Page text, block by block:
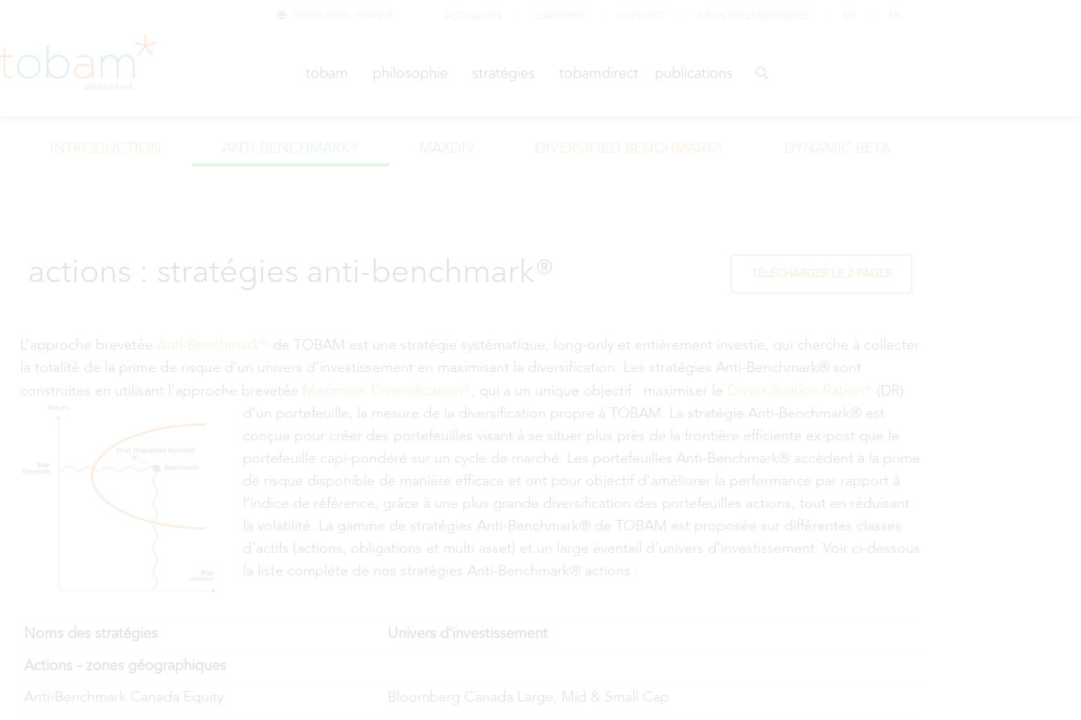
FRANCE
tobam philosophie stratégies tobamdirect publications
INTRODUCTION ANTI-BENCHMARK® MAXDIV DIVERSIFIED BENCHMARK® DYNAMIC BETA
actions : stratégies anti-benchmark® TÉLÉCHARGER LE 2-PAGER
L’approche brevetée Anti-Benchmark® de TOBAM est une stratégie systématique, long-only et entièrement investie, qui cherche à collecter
la totalité de la prime de risque d’un univers d’investissement en maximisant la diversification. Les stratégies Anti-Benchmark® sont
construites en utilisant l’approche brevetée Maximum Diversification® , qui a un unique objectif : maximiser le Diversification Ration® (DR)
d’un portefeuille, la mesure de la diversification propre à TOBAM. La stratégie Anti-Benchmark® est
conçue pour créer des portefeuilles visant à se situer plus près de la frontière efficiente ex-post que le
portefeuille capi-pondéré sur un cycle de marché. Les portefeuilles Anti-Benchmark® accèdent à la prime
de risque disponible de manière efficace et ont pour objectif d’améliorer la performance par rapport à
l’indice de référence, grâce à une plus grande diversification des portefeuilles actions, tout en réduisant
la volatilité. La gamme de stratégies Anti-Benchmark® de TOBAM est proposée sur différentes classes
d’actifs (actions, obligations et multi asset) et un large éventail d’univers d’investissement. Voir ci-dessous
la liste complète de nos stratégies Anti-Benchmark® actions :
Noms des stratégies
Univers d’investissement
Actions – zones géographiques
Anti-Benchmark Canada Equity Bloomberg Canada Large, Mid & Small Cap